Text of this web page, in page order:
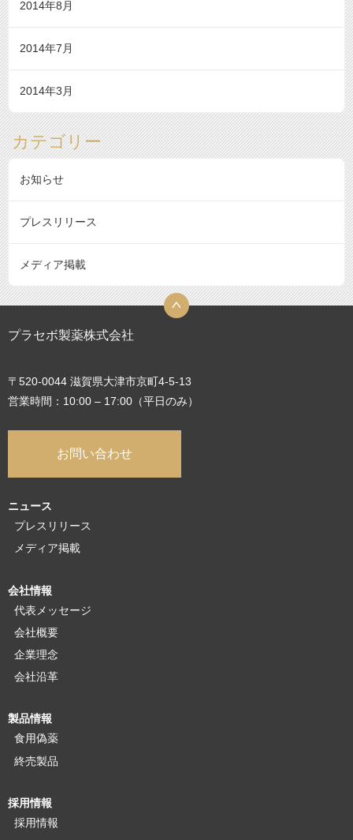
2014年8月
2014年7月
2014年3月
カテゴリー
お知らせ
プレスリリース
メディア掲載
プラセボ製薬株式会社
〒520-0044 滋賀県大津市京町4-5-13
営業時間：10:00 – 17:00（平日のみ）
お問い合わせ
ニュース
プレスリリース
メディア掲載
会社情報
代表メッセージ
会社概要
企業理念
会社沿革
製品情報
食用偽薬
終売製品
採用情報
採用情報